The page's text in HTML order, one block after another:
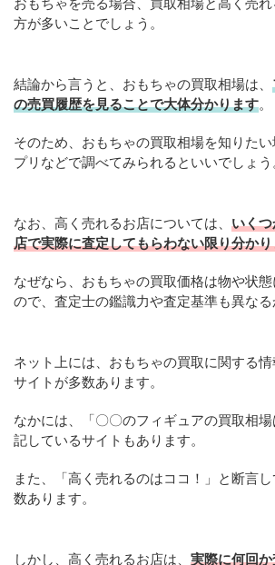
方が多いことでしょう。
結論から言うと、おもちゃの買取相場は、
の売買履歴を見ることで大体分かります。
そのため、おもちゃの買取相場を知りた
プリなどで調べてみられるといいでしょう
なお、高く売れるお店については、 いく
店で実際に査定してもらわない限り分か
なぜなら、おもちゃの買取価格は物や状
ので、査定士の鑑識力や査定基準も異なる
ネット上には、おもちゃの買取に関する
サイトが多数あります。
なかには、「〇〇のフィギュアの買取相
記しているサイトもあります。
また、「高く売れるのはココ！」と断言
数あります。
しかし、高く売れるお店は、 実際に何回